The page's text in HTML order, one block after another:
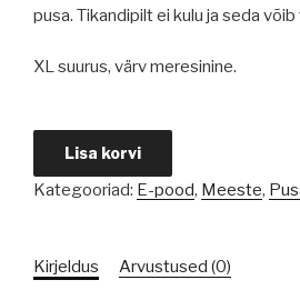
pusa. Tikandipilt ei kulu ja seda võib
XL suurus, värv meresinine.
Tuulekalaga
kogus
Lisa korvi
Kategooriad: E-pood, Meeste,
Kirjeldus Arvustused (0)